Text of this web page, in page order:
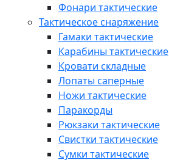
Фонари тактические
Тактическое снаряжение
Гамаки тактические
Карабины тактические
Кровати складные
Лопаты саперные
Ножи тактические
Паракорды
Рюкзаки тактические
Свистки тактические
Сумки тактические